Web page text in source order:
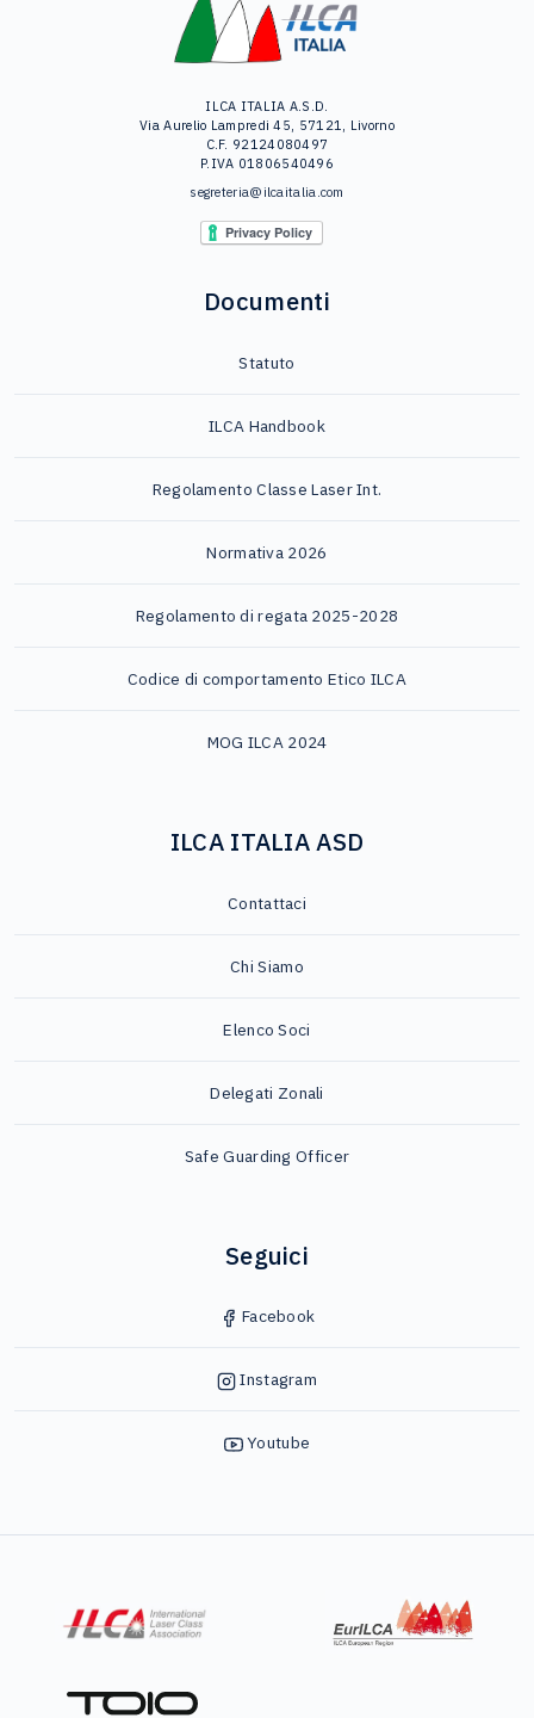
ILCA ITALIA A.S.D.
Via Aurelio Lampredi 45, 57121, Livorno
C.F. 92124080497
P.IVA 01806540496
segreteria@ilcaitalia.com
Documenti
Statuto
ILCA Handbook
Regolamento Classe Laser Int.
Normativa 2026
Regolamento di regata 2025-2028
Codice di comportamento Etico ILCA
MOG ILCA 2024
ILCA ITALIA ASD
Contattaci
Chi Siamo
Elenco Soci
Delegati Zonali
Safe Guarding Officer
Seguici
Facebook
Instagram
Youtube